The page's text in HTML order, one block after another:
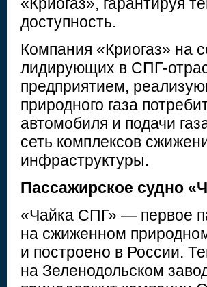
доступность.
Компания «Криогаз» на
лидирующих в СПГ-
предприятием,
природного газа
автомобиля и подачи
сеть комплексов
инфраструктуры.
Пассажирское судно
«Чайка СПГ» — первое
на сжиженном
и построено в России.
на Зеленодольском